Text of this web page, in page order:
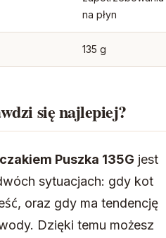
na płyn
135 g
się najlepiej?
Puszka 135G jest
sytuacjach: gdy kot
oraz gdy ma tendencję
Dzięki temu możesz